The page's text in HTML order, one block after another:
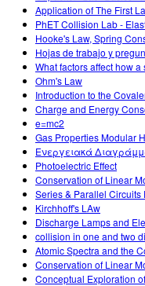
Application of The First
PhET Collision Lab -
Hooke's Law, Spring
Hojas de trabajo y
What factors affect how
Ohm's Law
Introduction to the
Charge and Energy
e=mc2
Gas Properties Modular
Ενεργειακά
Photoelectric Effect
Conservation of Linear
Series & Parallel Circuits
Kirchhoff's LAw
Discharge Lamps and
collision in one and two
Atomic Spectra and the
Conservation of Linear
Conceptual Exploration